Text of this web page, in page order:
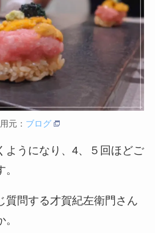
元： ブログ
ようになり、4、５回ほどご
質問する才賀紀左衛門さん